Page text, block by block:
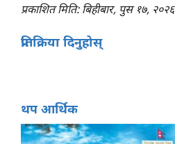
प्रकाशित मिति: बिहीबार, पुस १७, २०२६
प्रतिक्रिया दिनुहोस्
थप आर्थिक